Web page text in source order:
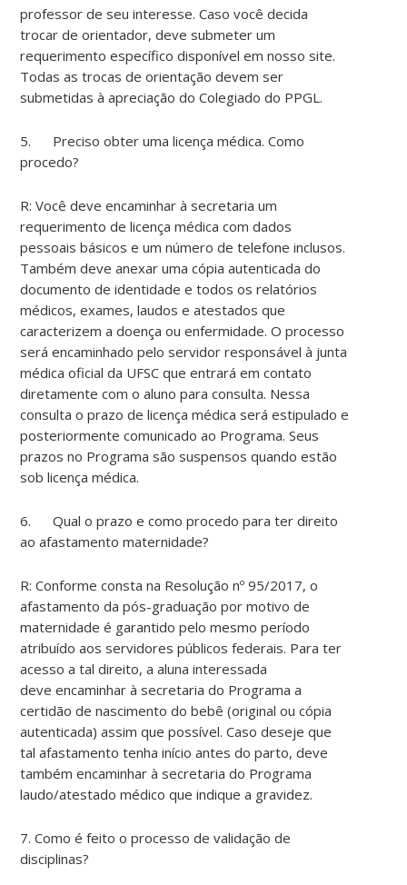
professor de seu interesse. Caso você decida
trocar de orientador, deve submeter um
requerimento específico disponível em nosso site.
Todas as trocas de orientação devem ser
submetidas à apreciação do Colegiado do PPGL.
5. Preciso obter uma licença médica. Como
procedo?
R: Você deve encaminhar à secretaria um
requerimento de licença médica com dados
pessoais básicos e um número de telefone inclusos.
Também deve anexar uma cópia autenticada do
documento de identidade e todos os relatórios
médicos, exames, laudos e atestados que
caracterizem a doença ou enfermidade. O processo
será encaminhado pelo servidor responsável à junta
médica oficial da UFSC que entrará em contato
diretamente com o aluno para consulta. Nessa
consulta o prazo de licença médica será estipulado e
posteriormente comunicado ao Programa. Seus
prazos no Programa são suspensos quando estão
sob licença médica.
6. Qual o prazo e como procedo para ter direito
ao afastamento maternidade?
R: Conforme consta na Resolução nº 95/2017, o
afastamento da pós-graduação por motivo de
maternidade é garantido pelo mesmo período
atribuído aos servidores públicos federais. Para ter
acesso a tal direito, a aluna interessada
deve encaminhar à secretaria do Programa a
certidão de nascimento do bebê (original ou cópia
autenticada) assim que possível. Caso deseje que
tal afastamento tenha início antes do parto, deve
também encaminhar à secretaria do Programa
laudo/atestado médico que indique a gravidez.
7. Como é feito o processo de validação de
disciplinas?